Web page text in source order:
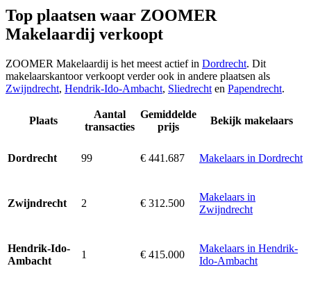
Top plaatsen waar ZOOMER
Makelaardij verkoopt
ZOOMER Makelaardij is het meest actief in Dordrecht. Dit
makelaarskantoor verkoopt verder ook in andere plaatsen als
Zwijndrecht, Hendrik-Ido-Ambacht, Sliedrecht en Papendrecht.
Plaats
Aantal
transacties
Gemiddelde
prijs
Bekijk makelaars
Dordrecht 99 € 441.687 Makelaars in Dordrecht
Zwijndrecht 2 € 312.500
Makelaars in
Zwijndrecht
Hendrik-Ido-
Ambacht
1 € 415.000
Makelaars in Hendrik-
Ido-Ambacht